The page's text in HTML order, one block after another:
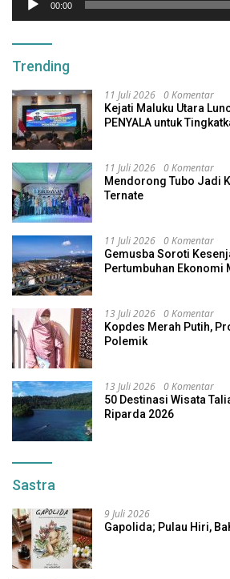
00:00
Trending
11 Juli 2026 0 Komentar
Kejati Maluku Utara
PENYALA untuk
11 Juli 2026 0 Komentar
Mendorong Tubo Jadi
Ternate
11 Juli 2026 0 Komentar
Gemusba Soroti
Pertumbuhan Ekonomi
13 Juli 2026 0 Komentar
Kopdes Merah Putih,
Polemik
13 Juli 2026 0 Komentar
50 Destinasi Wisata
Riparda 2026
Sastra
9 Juli 2026
Gapolida; Pulau Hiri,